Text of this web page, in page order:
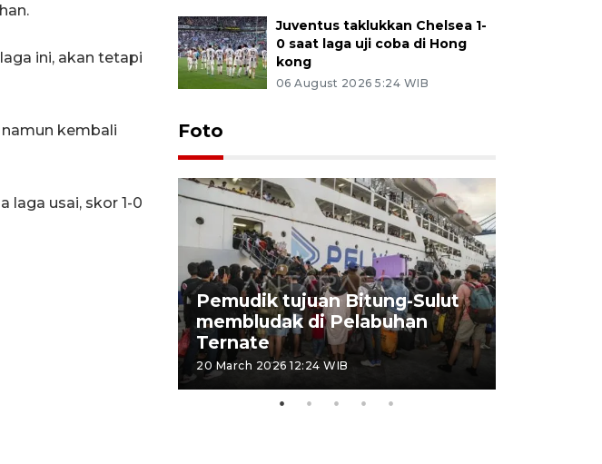
ini, akan tetapi
kembali
laga usai, skor 1-0
Juventus taklukkan Chelsea 1-
0 saat laga uji coba di Hong
kong
06 August 2026 5:24 WIB
Foto
Pemudik tujuan Bitung-Sulut
membludak di Pelabuhan
Ternate
20 March 2026 12:24 WIB